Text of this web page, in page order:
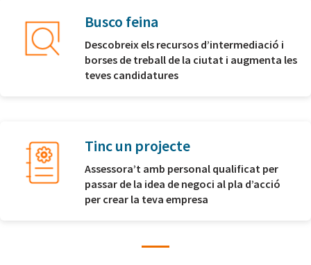
Busco feina
Descobreix els recursos d’intermediació i
borses de treball de la ciutat i augmenta les
teves candidatures
Tinc un projecte
Assessora’t amb personal qualificat per
passar de la idea de negoci al pla d’acció
per crear la teva empresa